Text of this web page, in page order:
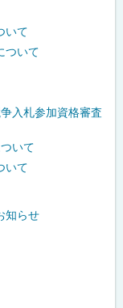
いて
ついて
入札参加資格審査
いて
いて
知らせ